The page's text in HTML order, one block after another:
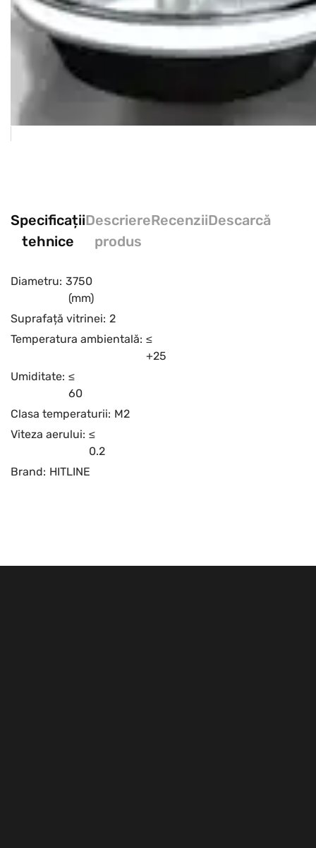
Specificații
tehnice
Descriere
produs
RecenziiDescarcă
Diametru: 3750
(mm)
Suprafață vitrinei: 2
Temperatura ambientală: ≤
+25
Umiditate: ≤
60
Clasa temperaturii: M2
Viteza aerului: ≤
0.2
Brand: HITLINE